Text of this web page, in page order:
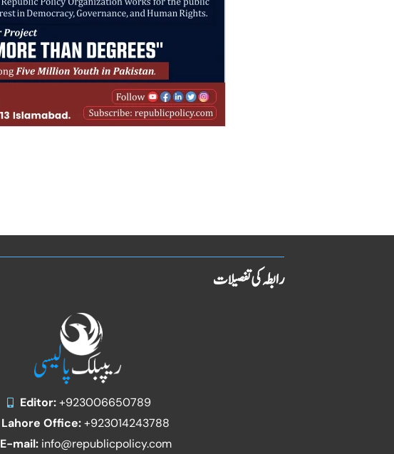
رابطہ کی تفصیلات
Editor:+923006650789
Lahore Office:+923014243788
E-mail:info@republicpolicy.com